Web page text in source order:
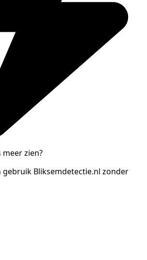
zien?
Bliksemdetectie.nl zonder